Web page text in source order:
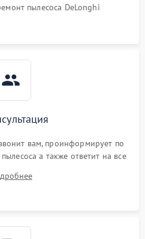
пылесоса DeLonghi
вам, проинформирует по
а также ответит на все